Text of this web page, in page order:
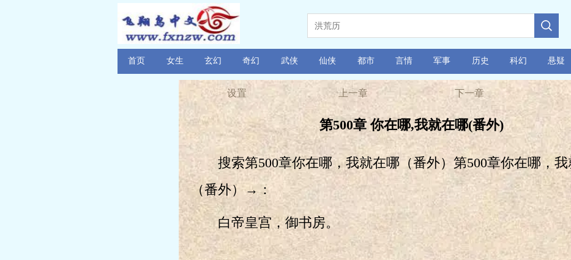
首页 女生 玄幻 奇幻 武侠 仙侠 都市 言情 军事 历史 科幻 悬疑
设置 上一章 下一章
第500章 你在哪,我就在哪(番外)
搜索第500章你在哪，我就在哪（番外）第500章你在哪，我
（番外）→：
白帝皇宫，御书房。